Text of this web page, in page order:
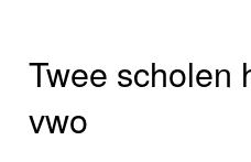
Twee scholen
vwo